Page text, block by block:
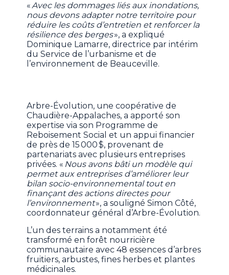
«Avec les dommages liés aux inondations,
nous devons adapter notre territoire pour
réduire les coûts d’entretien et renforcer la
résilience des berges», a expliqué
Dominique Lamarre, directrice par intérim
du Service de l’urbanisme et de
l’environnement de Beauceville.
Arbre-Évolution, une coopérative de
Chaudière-Appalaches, a apporté son
expertise via son Programme de
Reboisement Social et un appui financier
de près de 15 000 $, provenant de
partenariats avec plusieurs entreprises
privées. « Nous avons bâti un modèle qui
permet aux entreprises d’améliorer leur
bilan socio-environnemental tout en
finançant des actions directes pour
l’environnement», a souligné Simon Côté,
coordonnateur général d’Arbre-Évolution.
L’un des terrains a notamment été
transformé en forêt nourricière
communautaire avec 48 essences d’arbres
fruitiers, arbustes, fines herbes et plantes
médicinales.